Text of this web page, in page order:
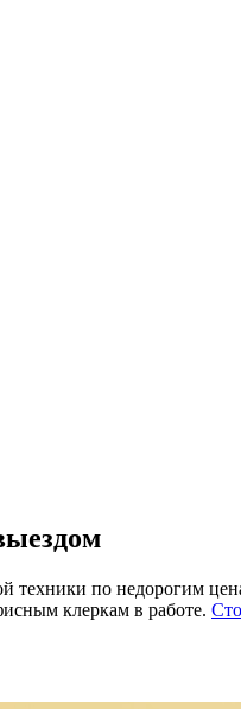
по недорогим
клеркам в работе.